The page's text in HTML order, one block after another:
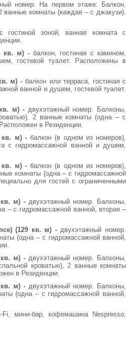
номер. На первом этаже: Балкон,
ванные комнаты (каждая – с джакузи).
гостиной зоной, ванная комната с
кв. м) -балкон, гостиная с камином,
гостевой туалет. Расположены в
кв. м) -балкон или терраса, гостиная с
ванной и душем, гостевой туалет.
м) - двухэтажный номер. Балконы,
2 ванные комнаты (одна – с
в Резиденции.
кв. м) -балкон (в одном из номеров),
с гидромассажной ванной и душем,
кв. м) -балкон (в одном из номеров),
комнаты (одна – с гидромассажной
для гостей с ограниченными
кв. м) - двухэтажный номер. Балконы,
– с гидромассажной ванной, вторая –
(129 кв. м) -двухэтажный номер.
(одна – с гидромассажной ванной,
кв. м) -двухэтажный номер. Балконы,
кроватью), 2 ванные комнаты
в Резиденции.
кв. м) - двухэтажный номер. Балконы,
(одна – с гидромассажной ванной,
Fi, мини-бар, кофемашина Nespresso,